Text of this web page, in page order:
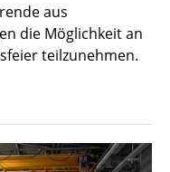
aus
die Möglichkeit an
teilzunehmen.